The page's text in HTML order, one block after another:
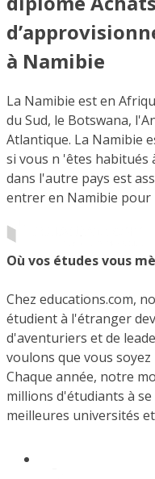
à Namibie
La Namibie est en
du Sud, le Botswana,
Atlantique. La Namibie
si vous n 'êtes habitués
dans l'autre pays est
entrer en Namibie pour
Où vos études vous
Chez educations.com,
étudient à l'étranger
d'aventuriers et de
voulons que vous
Chaque année, notre
millions d'étudiants à
meilleures universités